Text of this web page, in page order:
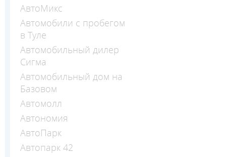
АвтоМикс
Автомобили с пробегом
в Туле
Автомобильный дилер
Сигма
Автомобильный дом на
Базовом
Автомолл
Автономия
АвтоПарк
Автопарк 42